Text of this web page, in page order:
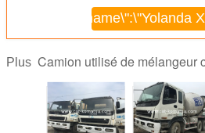
\",\"username\":\"Yolanda
Plus Camion utilisé de mélangeur